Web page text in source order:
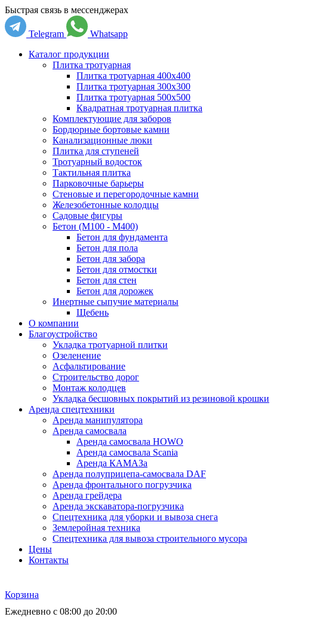
Быстрая связь в мессенджерах
Telegram
Whatsapp
Каталог продукции
Плитка тротуарная
Плитка тротуарная 400x400
Плитка тротуарная 300x300
Плитка тротуарная 500x500
Квадратная тротуарная плитка
Комплектующие для заборов
Бордюрные бортовые камни
Канализационные люки
Плитка для ступеней
Тротуарный водосток
Тактильная плитка
Парковочные барьеры
Стеновые и перегородочные камни
Железобетонные колодцы
Садовые фигуры
Бетон (М100 - М400)
Бетон для фундамента
Бетон для пола
Бетон для забора
Бетон для отмостки
Бетон для стен
Бетон для дорожек
Инертные сыпучие материалы
Щебень
О компании
Благоустройство
Укладка тротуарной плитки
Озеленение
Асфальтирование
Строительство дорог
Монтаж колодцев
Укладка бесшовных покрытий из резиновой крошки
Аренда спецтехники
Аренда манипулятора
Аренда самосвала
Аренда самосвала HOWO
Аренда самосвала Scania
Аренда КАМАЗа
Аренда полуприцепа-самосвала DAF
Аренда фронтального погрузчика
Аренда грейдера
Аренда экскаватора-погрузчика
Спецтехника для уборки и вывоза снега
Землеройная техника
Спецтехника для вывоза строительного мусора
Цены
Контакты
Корзина
Ежедневно с 08:00 до 20:00